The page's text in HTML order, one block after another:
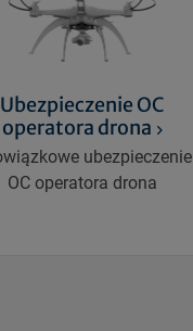
Ubezpieczenie OC
operatora drona
ubezpieczenie
OC operatora drona